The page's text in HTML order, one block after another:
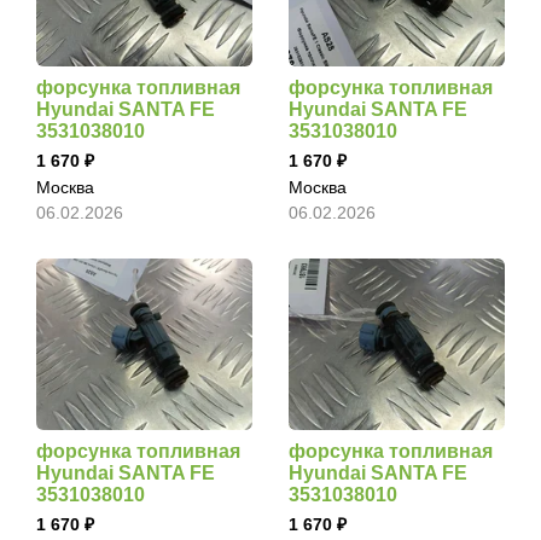
форсунка топливная
Hyundai SANTA FE
3531038010
1 670
Москва
06.02.2026
форсунка топливная
Hyundai SANTA FE
3531038010
1 670
Москва
06.02.2026
форсунка топливная
Hyundai SANTA FE
3531038010
1 670
форсунка топливная
Hyundai SANTA FE
3531038010
1 670